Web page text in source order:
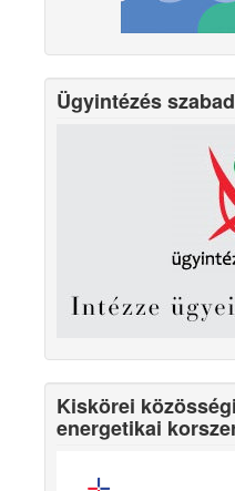
Ügyintézés
Kiskörei
energetikai